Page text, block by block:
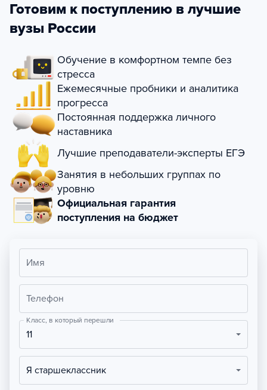
Готовим к поступлению в лучшие
вузы России
Обучение в комфортном темпе без
стресса
Ежемесячные пробники и аналитика
прогресса
Постоянная поддержка личного
наставника
Лучшие преподаватели-эксперты ЕГЭ
Занятия в небольших группах по
уровню
Официальная гарантия
поступления на бюджет
Имя
Телефон
Класс, в который перешли
11
Я старшеклассник